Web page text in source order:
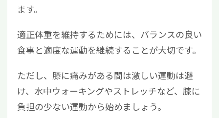
ます。
適正体重を維持するためには、バランスの良い
食事と適度な運動を継続することが大切です。
ただし、膝に痛みがある間は激しい運動は避
け、水中ウォーキングやストレッチなど、膝に
負担の少ない運動から始めましょう。